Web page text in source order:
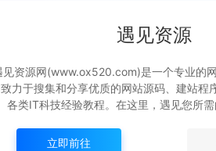
遇见资源
见资源网(www.ox520.com)是一个专业的
力于搜集和分享优质的网站源码、建站程
各类IT科技经验教程。在这里，遇见您所需
立即前往